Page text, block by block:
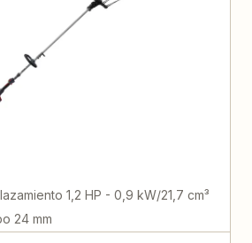
1,2 HP - 0,9 kW/21,7 cm³
24 mm